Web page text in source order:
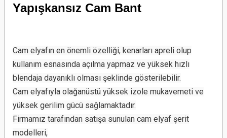
Yapışkansız Cam Bant
Cam elyafın en önemli özelliği, kenarları apreli olup
kullanım esnasında açılma yapmaz ve yüksek hızlı
blendaja dayanıklı olması şeklinde gösterilebilir.
Cam elyafıyla olağanüstü yüksek izole mukavemeti ve
yüksek gerilim gücü sağlamaktadır.
Firmamız tarafından satışa sunulan cam elyaf şerit
modelleri,